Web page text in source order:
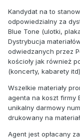
Kandydat na to
odpowiedzialny za
Blue Tone (ulotki,
Dystrybucja
odwiedzanych przez
kościoły jak również
(koncerty, kabarety
Wszelkie materiały
agenta na koszt firmy
unikalny darmowy
drukowany na
Agent jest opłacany